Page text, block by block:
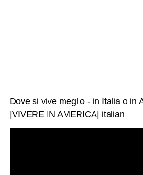
Dove si vive meglio - in Italia o in
|VIVERE IN AMERICA| italian